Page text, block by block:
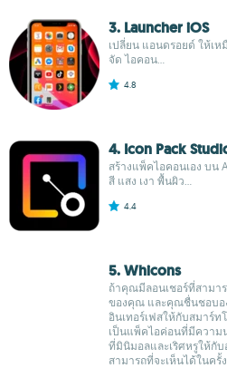
3. Launcher iOS
เปลี่ยน แอนดรอยด์ ให้เห
จัด ไอคอน...
4.8
4. Icon Pack
สร้างแพ็คไอคอนเอง บน
สี แสง เงา พื้นผิว...
4.4
5. Whicons
ถ้าคุณมีลอนเชอร์ที่สามา
ของคุณ และคุณชื่นชอบอ
อินเทอร์เฟสให้กับสมาร์
เป็นแพ็คไอค่อนที่มีความ
ที่มินิมอลและเริศหรูให้กั
สามารถที่จะเห็นได้ในครั้